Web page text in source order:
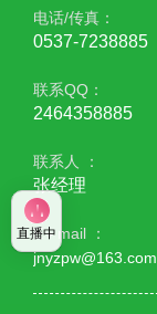
电话/传真：
0537-7238885
联系QQ：
2464358885
联系人 ：
张经理
E - mail ：
jnyzpw@163.com
直播中